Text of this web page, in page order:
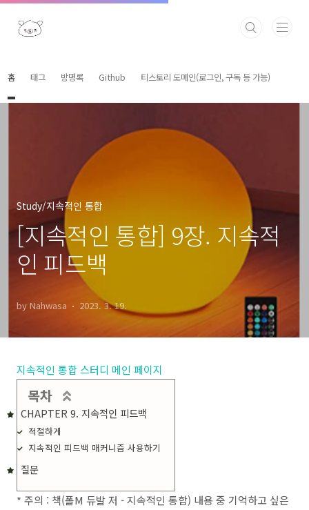
본문 바로가기
홈 태그 방명록 Github 티스토리 도메인(로그인, 구독 등 가능)
Study/지속적인 통합
[지속적인 통합] 9장. 지속적
인 피드백
by Nahwasa 2023. 3. 19.
지속적인 통합 스터디 메인 페이지
목차
CHAPTER 9. 지속적인 피드백
적절하게
지속적인 피드백 매커니즘 사용하기
질문
* 주의 : 책(폴M 듀발 저 - 지속적인 통합) 내용 중 기억하고 싶은